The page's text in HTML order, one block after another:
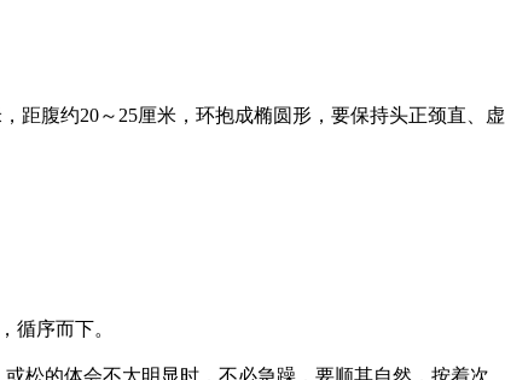
距腹约20～25厘米，环抱成椭圆形，要保持头正颈直、虚
循序而下。
松的体会不太明显时，不必急躁，要顺其自然，按着次